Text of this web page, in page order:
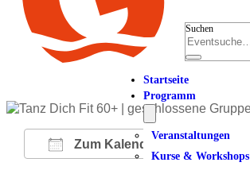
Suchen
Startseite
Programm
Veranstaltungen
Kurse & Workshops
Zum Kalender hinzufügen